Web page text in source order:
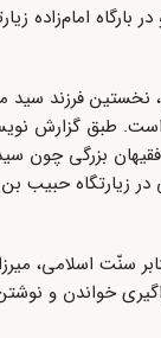
طبق گزارش
فقیهان بزرگی
در زیارتگاه
خواندن و